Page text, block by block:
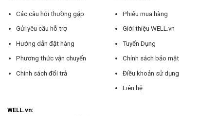
Các câu hỏi thường gặp
Gửi yêu cầu hỗ trợ
Hướng dẫn đặt hàng
Phương thức vận chuyển
Chính sách đổi trả
Phiếu mua hàng
Giới thiệu WELL.vn
Tuyển Dụng
Chính sách bảo mật
Điều khoản sử dụng
Liên hệ
WELL.vn: